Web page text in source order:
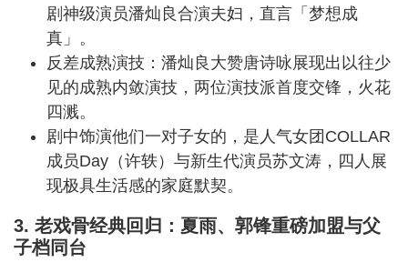
剧神级演员潘灿良合演夫妇，直言「梦想成
真」。
反差成熟演技：潘灿良大赞唐诗咏展现出以往少
见的成熟内敛演技，两位演技派首度交锋，火花
四溅。
剧中饰演他们一对子女的，是人气女团COLLAR
成员Day（许轶）与新生代演员苏文涛，四人展
现极具生活感的家庭默契。
3. 老戏骨经典回归：夏雨、郭锋重磅加盟与父
子档同台